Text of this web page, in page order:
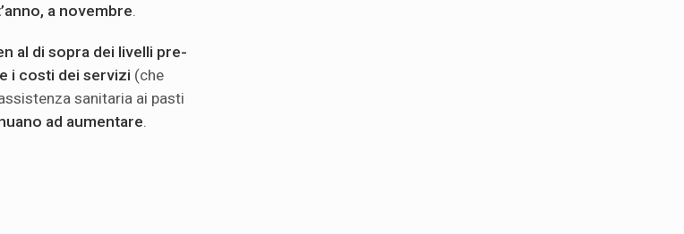
a novembre
al di sopra dei livelli pre-
e i costi dei servizi (che
sanitaria ai pasti
ad aumentare